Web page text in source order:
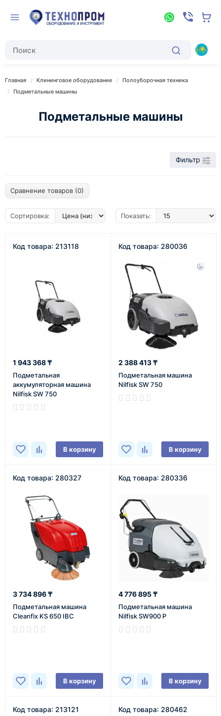
Главная Клининговое оборудование
Полоуборочная техника
Подметальные машины
Подметальные машины
Фильтр
Сравнение товаров (0)
Сортировка: Показать:
Код товара: 213118
1 943 368 ₸
Подметальная
аккумуляторная машина
Nilfisk SW 750
В корзину
Код товара: 280036
2 388 413 ₸
Подметальная машина
Nilfisk SW 750
В корзину
Код товара: 280327
3 734 896 ₸
Подметальная машина
Cleanfix KS 650 IBC
В корзину
Код товара: 280336
4 776 895 ₸
Подметальная машина
Nilfisk SW900 P
В корзину
Код товара: 213121 Код товара: 280462